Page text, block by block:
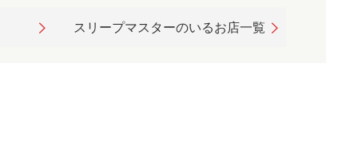
スリープマスターのいるお店一覧